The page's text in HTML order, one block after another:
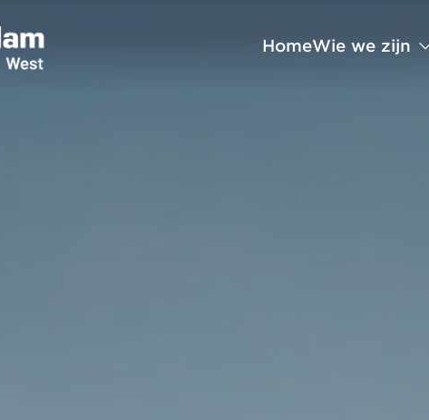
HomeWie we zijn